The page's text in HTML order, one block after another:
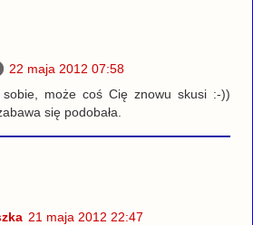
22 maja 2012 07:58
sobie, może coś Cię znowu skusi :-))
się podobała.
21 maja 2012 22:47